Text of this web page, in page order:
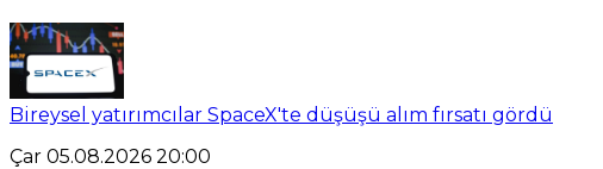
Bireysel yatırımcılar SpaceX'te düşüşü alım fırsatı gördü
Çar 05.08.2026 20:00